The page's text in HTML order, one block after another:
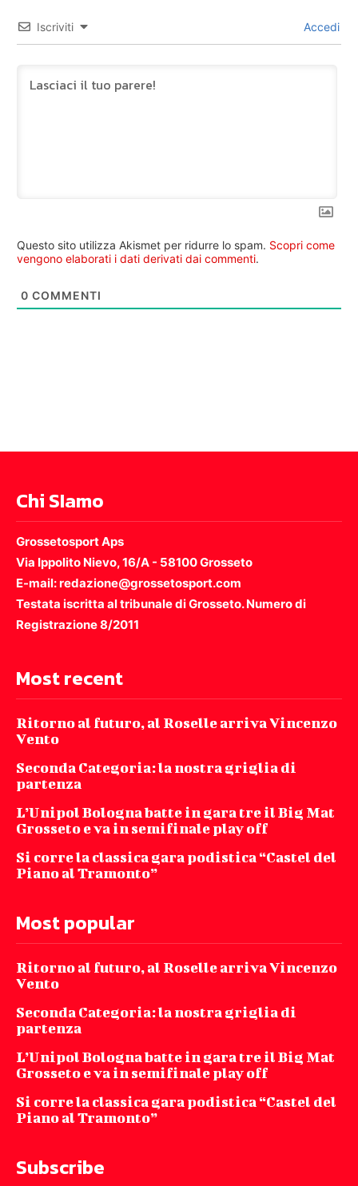
Iscriviti Accedi
Questo sito utilizza Akismet per ridurre lo spam. Scopri come
vengono elaborati i dati derivati dai commenti.
0 COMMENTI
Chi SIamo
Grossetosport Aps
Via Ippolito Nievo, 16/A - 58100 Grosseto
E-mail: redazione@grossetosport.com
Testata iscritta al tribunale di Grosseto. Numero di
Registrazione 8/2011
Most recent
Ritorno al futuro, al Roselle arriva Vincenzo
Vento
Seconda Categoria: la nostra griglia di
partenza
L’Unipol Bologna batte in gara tre il Big Mat
Grosseto e va in semifinale play off
Si corre la classica gara podistica “Castel del
Piano al Tramonto”
Most popular
Ritorno al futuro, al Roselle arriva Vincenzo
Vento
Seconda Categoria: la nostra griglia di
partenza
L’Unipol Bologna batte in gara tre il Big Mat
Grosseto e va in semifinale play off
Si corre la classica gara podistica “Castel del
Piano al Tramonto”
Subscribe